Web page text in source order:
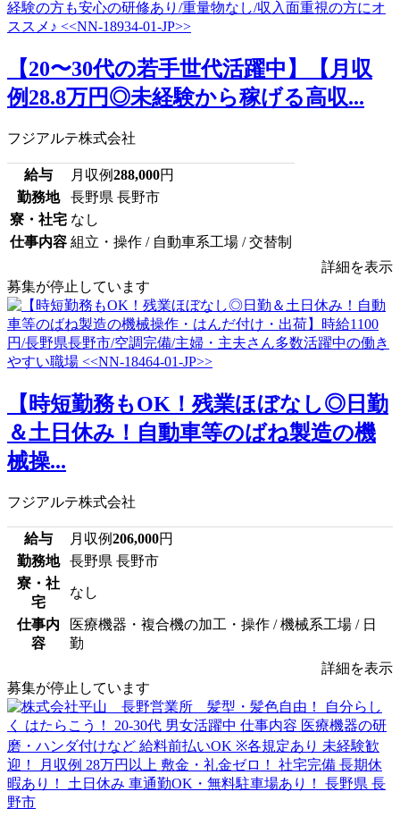
【20〜30代の若手世代活躍中】【月収
例28.8万円◎未経験から稼げる高収...
フジアルテ株式会社
給与 月収例288,000円
勤務地
長野県 長野市
寮・社宅 なし
仕事内容 組立・操作 / 自動車系工場 / 交替制
詳細を表示
募集が停止しています
【時短勤務もOK！残業ほぼなし◎日勤
＆土日休み！自動車等のばね製造の機
械操...
フジアルテ株式会社
給与 月収例206,000円
勤務地
長野県 長野市
寮・社
宅
なし
仕事内
容
医療機器・複合機の加工・操作 / 機械系工場 / 日
勤
詳細を表示
募集が停止しています